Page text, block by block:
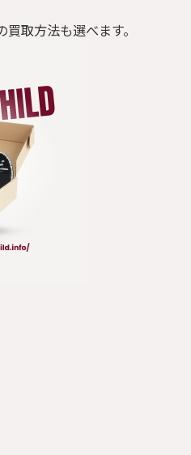
取方法も選べます。